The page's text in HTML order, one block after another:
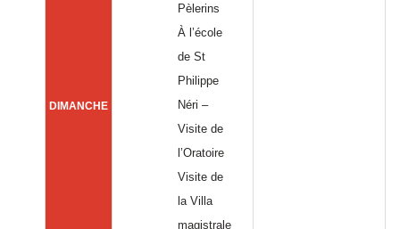
DIMANCHE
Pèlerins
À l’école
de St
Philippe
Néri –
Visite de
l’Oratoire
Visite de
la Villa
magistrale